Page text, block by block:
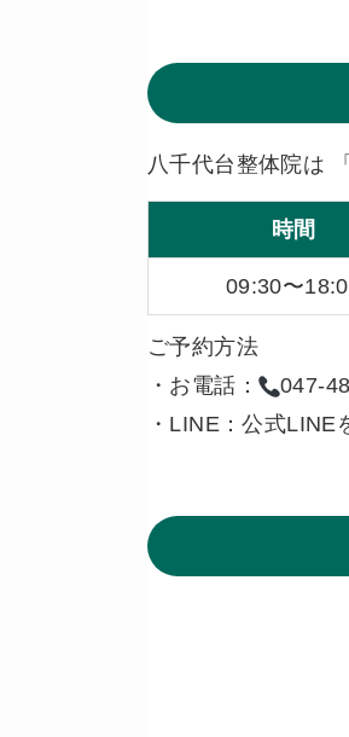
八千代台整体院は
時間
09:30〜
ご予約方法
・お電話：
047-
・LINE：公式LINE